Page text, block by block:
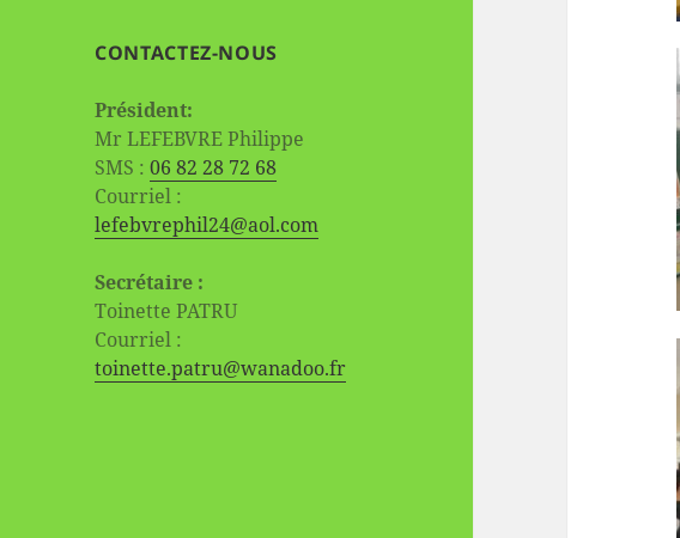
CONTACTEZ-NOUS
Président:
Mr LEFEBVRE Philippe
SMS :06 82 28 72 68
Courriel :
lefebvrephil24@aol.com
Secrétaire :
Toinette PATRU
Courriel :
toinette.patru@wanadoo.fr